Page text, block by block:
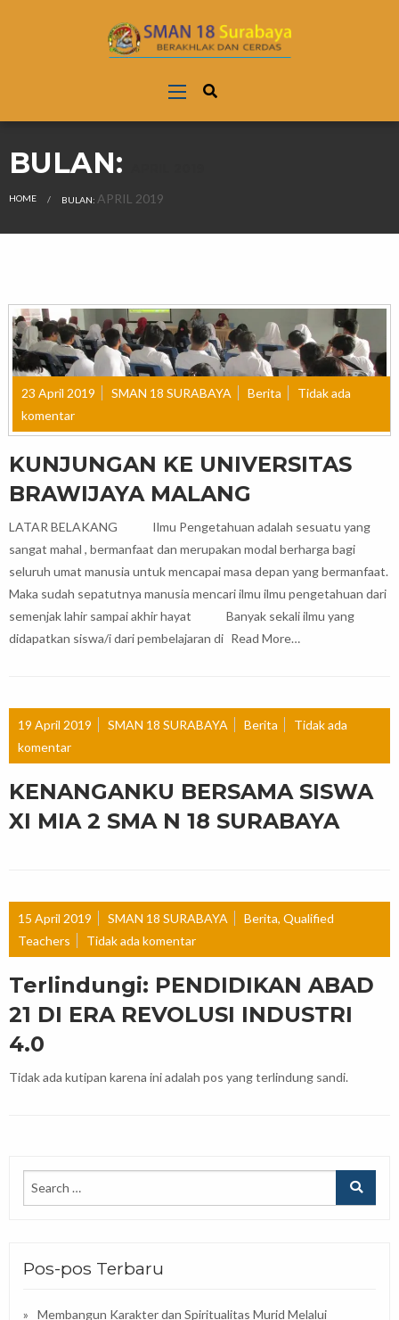
BULAN:
HOME CURRENT:
BULAN: APRIL 2019
23 April 2019 SMAN 18 SURABAYA Berita
Tidak ada
komentar
KUNJUNGAN KE UNIVERSITAS
BRAWIJAYA MALANG
LATAR BELAKANG Ilmu Pengetahuan adalah sesuatu yang
sangat mahal , bermanfaat dan merupakan modal berharga bagi
seluruh umat manusia untuk mencapai masa depan yang bermanfaat.
Maka sudah sepatutnya manusia mencari ilmu ilmu pengetahuan dari
semenjak lahir sampai akhir hayat Banyak sekali ilmu yang
didapatkan siswa/i dari pembelajaran di Read More…
19 April 2019 SMAN 18 SURABAYA Berita
Tidak ada
komentar
KENANGANKU BERSAMA SISWA
XI MIA 2 SMA N 18 SURABAYA
15 April 2019 SMAN 18 SURABAYA Berita, Qualified
Teachers
Tidak ada komentar
Terlindungi: PENDIDIKAN ABAD
21 DI ERA REVOLUSI INDUSTRI
4.0
Tidak ada kutipan karena ini adalah pos yang terlindung sandi.
Pos-pos Terbaru
Membangun Karakter dan Spiritualitas Murid Melalui